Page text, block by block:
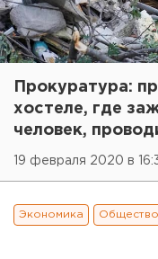
Прокуратура:
хостеле, где
человек,
19 февраля 2020 в
Экономика Общество